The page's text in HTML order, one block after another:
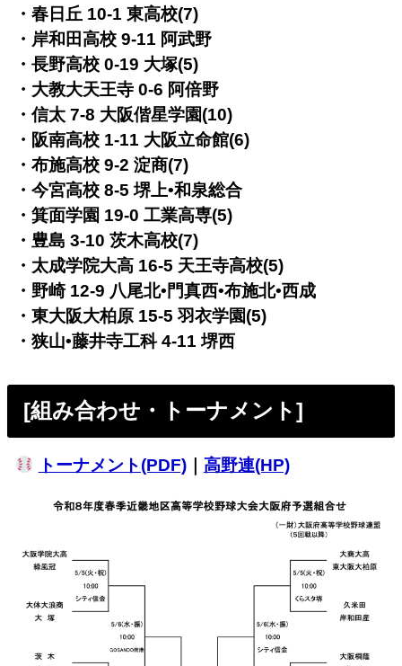
・春日丘 10-1 東高校(7)
・岸和田高校 9-11 阿武野
・長野高校 0-19 大塚(5)
・大教大天王寺 0-6 阿倍野
・信太 7-8 大阪偕星学園(10)
・阪南高校 1-11 大阪立命館(6)
・布施高校 9-2 淀商(7)
・今宮高校 8-5 堺上•和泉総合
・箕面学園 19-0 工業高専(5)
・豊島 3-10 茨木高校(7)
・太成学院大高 16-5 天王寺高校(5)
・野崎 12-9 八尾北•門真西•布施北•西成
・東大阪大柏原 15-5 羽衣学園(5)
・狭山•藤井寺工科 4-11 堺西
[組み合わせ・トーナメント]
トーナメント(PDF)｜ 高野連(HP)